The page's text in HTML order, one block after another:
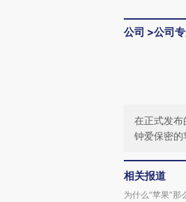
公司 >公司
在正式发
钟爱保密的
相关报道
为什么“苹果”那